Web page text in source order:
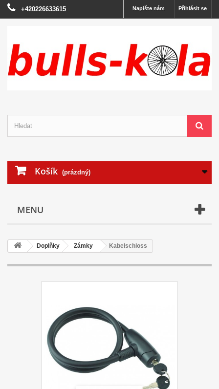
Přihlásit se
Napište nám
+420226633615
Košík (prázdný)
MENU
Doplňky Zámky Kabelschloss